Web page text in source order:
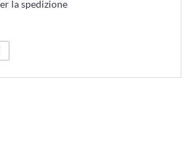
la spedizione